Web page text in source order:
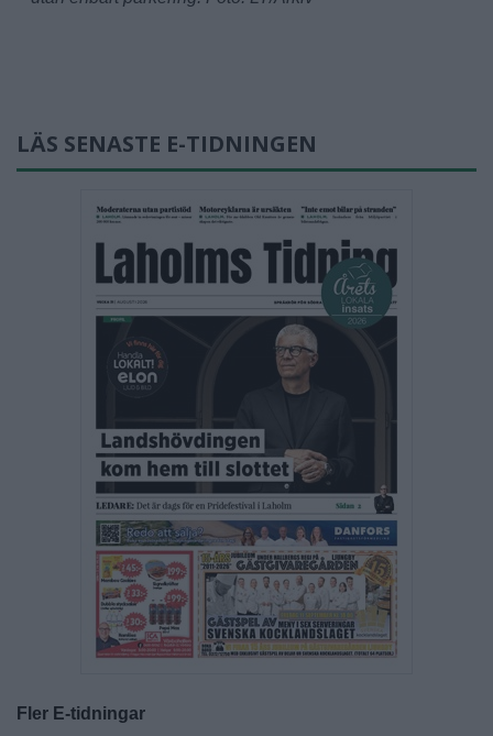
LÄS SENASTE E-TIDNINGEN
Fler E-tidningar